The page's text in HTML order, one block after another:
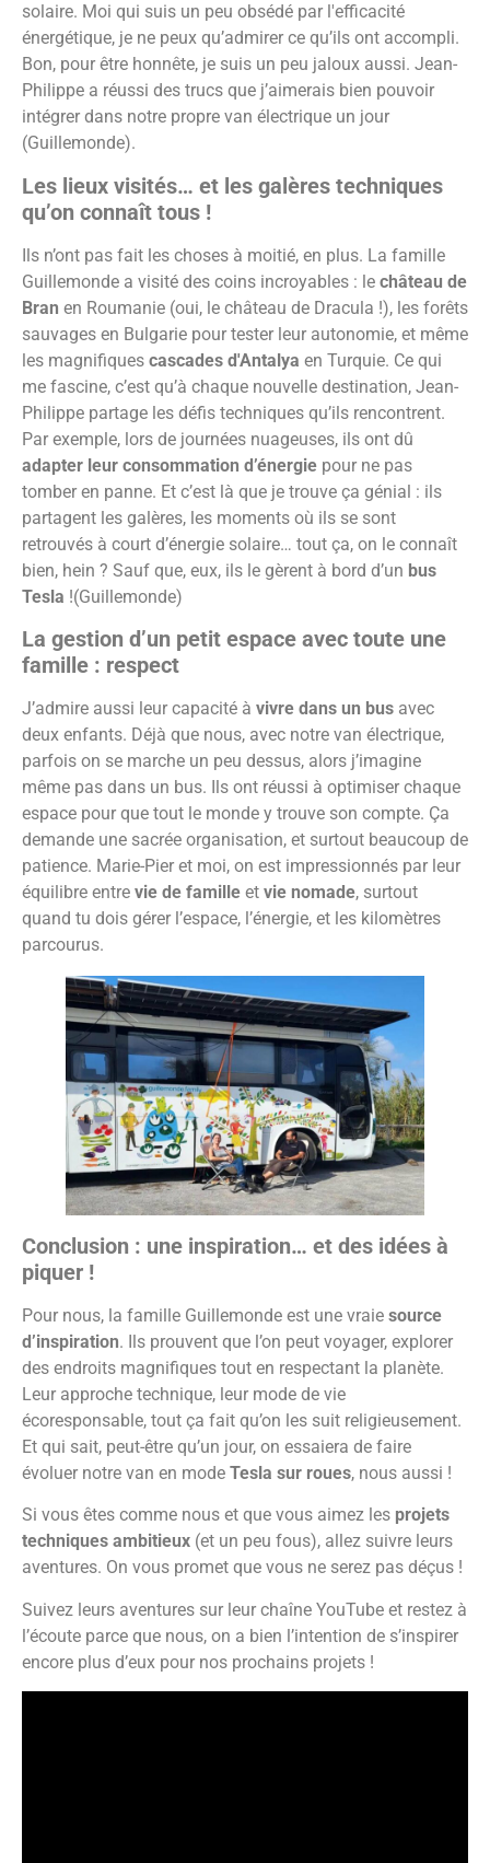
solaire. Moi qui suis un peu obsédé par l'efficacité
énergétique, je ne peux qu’admirer ce qu’ils ont accompli.
Bon, pour être honnête, je suis un peu jaloux aussi. Jean-
Philippe a réussi des trucs que j’aimerais bien pouvoir
intégrer dans notre propre van électrique un jour​
(Guillemonde).
Les lieux visités… et les galères techniques
qu’on connaît tous !
Ils n’ont pas fait les choses à moitié, en plus. La famille
Guillemonde a visité des coins incroyables : le château de
Bran en Roumanie (oui, le château de Dracula !), les forêts
sauvages en Bulgarie pour tester leur autonomie, et même
les magnifiques cascades d'Antalya en Turquie. Ce qui
me fascine, c’est qu’à chaque nouvelle destination, Jean-
Philippe partage les défis techniques qu’ils rencontrent.
Par exemple, lors de journées nuageuses, ils ont dû
adapter leur consommation d’énergie pour ne pas
tomber en panne. Et c’est là que je trouve ça génial : ils
partagent les galères, les moments où ils se sont
retrouvés à court d’énergie solaire… tout ça, on le connaît
bien, hein ? Sauf que, eux, ils le gèrent à bord d’un bus
Tesla !​(Guillemonde)
La gestion d’un petit espace avec toute une
famille : respect
J’admire aussi leur capacité à vivre dans un bus avec
deux enfants. Déjà que nous, avec notre van électrique,
parfois on se marche un peu dessus, alors j’imagine
même pas dans un bus. Ils ont réussi à optimiser chaque
espace pour que tout le monde y trouve son compte. Ça
demande une sacrée organisation, et surtout beaucoup de
patience. Marie-Pier et moi, on est impressionnés par leur
équilibre entre vie de famille et vie nomade, surtout
quand tu dois gérer l’espace, l’énergie, et les kilomètres
parcourus.
Conclusion : une inspiration… et des idées à
piquer !
Pour nous, la famille Guillemonde est une vraie source
d’inspiration. Ils prouvent que l’on peut voyager, explorer
des endroits magnifiques tout en respectant la planète.
Leur approche technique, leur mode de vie
écoresponsable, tout ça fait qu’on les suit religieusement.
Et qui sait, peut-être qu’un jour, on essaiera de faire
évoluer notre van en mode Tesla sur roues, nous aussi !
Si vous êtes comme nous et que vous aimez les projets
techniques ambitieux (et un peu fous), allez suivre leurs
aventures. On vous promet que vous ne serez pas déçus !
Suivez leurs aventures sur leur chaîne YouTube et restez à
l’écoute parce que nous, on a bien l’intention de s’inspirer
encore plus d’eux pour nos prochains projets !